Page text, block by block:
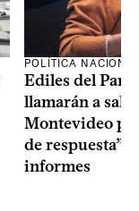
POLÍTICA
Ediles del
llamarán a sala
Montevideo
de respuesta”
informes